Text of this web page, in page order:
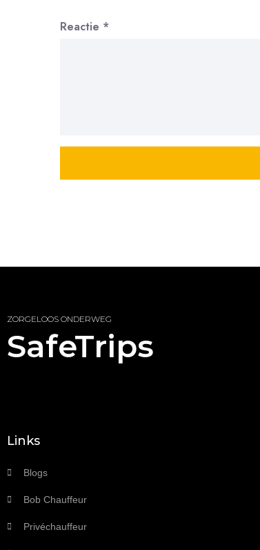
Reactie *
ZORGELOOS ONDERWEG
SafeTrips
Links
Blogs
Bob Chauffeur
Privéchauffeur